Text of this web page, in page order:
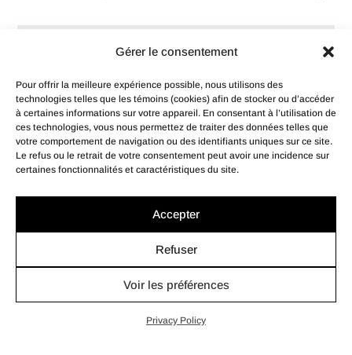
Gérer le consentement
Pour offrir la meilleure expérience possible, nous utilisons des
technologies telles que les témoins (cookies) afin de stocker ou d’accéder
à certaines informations sur votre appareil. En consentant à l’utilisation de
ces technologies, vous nous permettez de traiter des données telles que
votre comportement de navigation ou des identifiants uniques sur ce site.
Le refus ou le retrait de votre consentement peut avoir une incidence sur
certaines fonctionnalités et caractéristiques du site.
Accepter
Refuser
Voir les préférences
Privacy Policy
0 0